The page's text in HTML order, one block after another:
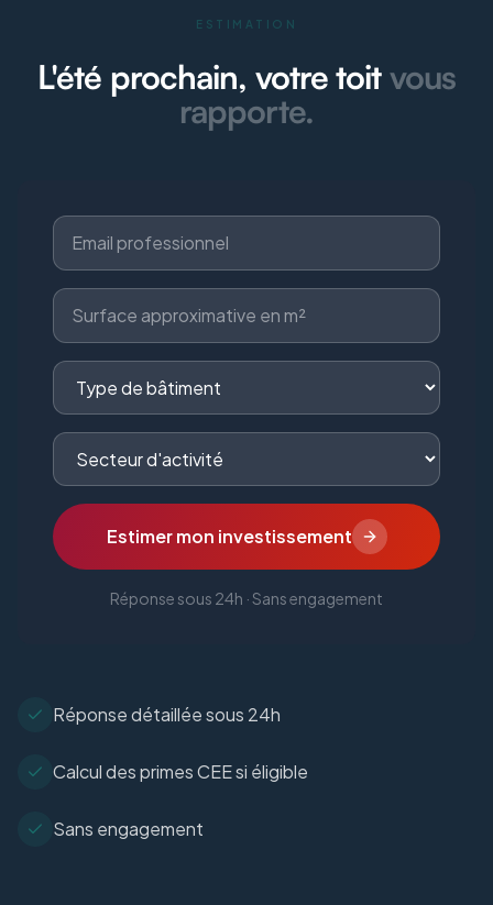
ESTIMATION
L'été prochain, votre toitvous
rapporte.
Estimer mon investissement
Réponse sous 24h · Sans engagement
Réponse détaillée sous 24h
Calcul des primes CEE si éligible
Sans engagement